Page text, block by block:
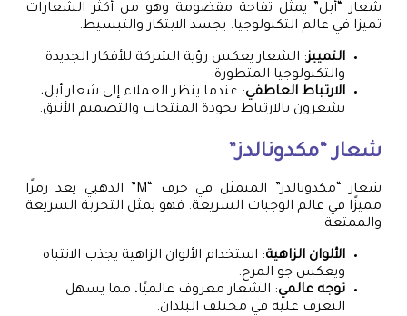
شعار “أبل” يمثل تفاحة مقضومة وهو من أكثر الشعارات
تميزا في عالم التكنولوجيا. يجسد الابتكار والتبسيط.
التمييز: الشعار يعكس رؤية الشركة للأفكار الجديدة
والتكنولوجيا المتطورة.
الارتباط العاطفي: عندما ينظر العملاء إلى شعار أبل،
يشعرون بالارتباط بجودة المنتجات والتصميم الأنيق.
شعار “مكدونالدز”
شعار “مكدونالدز” المتمثل في حرف “M” الذهبي يعد رمزًا
مميزًا في عالم الوجبات السريعة. فهو يمثل التجربة السريعة
والممتعة.
الألوان الزاهية: استخدام الألوان الزاهية يجذب الانتباه
ويعكس جو المرح.
توجه عالمي: الشعار معروف عالميًا، مما يسهل
التعرف عليه في مختلف البلدان.